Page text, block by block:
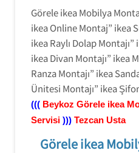
Görele ikea Mobilya
ikea Online Montaj” ikea
ikea Raylı Dolap Montajı”
ikea Divan Montajı” ikea
Ranza Montajı” ikea
Ünitesi Montajı” ikea
((( Beykoz Görele ikea
Servisi ))) Tezcan Usta
Görele ikea